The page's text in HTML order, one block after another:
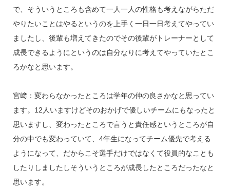
で、そういうところも含めて一人一人の性格も考えながらただ
やりたいことはやるというのを上手く一日一日考えてやってい
ましたし、後輩も増えてきたのでその後輩がトレーナーとして
成長できるようにというのは自分なりに考えてやっていたとこ
ろかなと思います。
宮﨑：変わらなかったところは学年の仲の良さかなと思ってい
ます。12人いますけどそのおかげで優しいチームにもなったと
思いますし、変わったところで言うと責任感というところが自
分の中でも変わっていて、4年生になってチーム優先で考える
ようになって、だからこそ選手だけではなくて役員的なことも
したりしましたしそういうところが成長したところだったなと
思います。